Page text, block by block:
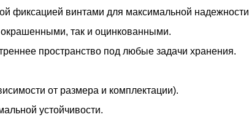
фиксацией винтами для максимальной
окрашенными, так и оцинкованными.
пространство под любые задачи хранения.
от размера и комплектации).
устойчивости.